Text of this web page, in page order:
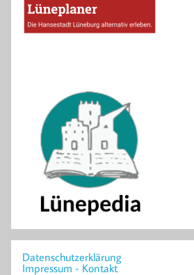
Datenschutzerklärung
Impressum - Kontakt